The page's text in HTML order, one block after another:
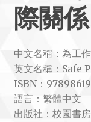
際關係
中文名稱：為工
英文名稱：Safe
ISBN：
語言：繁體中文
出版社：校園書